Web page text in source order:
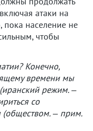
атаки на
пока население не
чтобы
Конечно,
времени мы
режим. –
со
– прим.